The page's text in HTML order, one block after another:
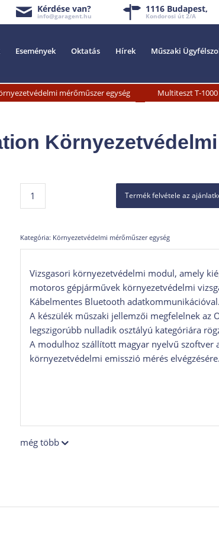
Kérdése van?
info@garagent.hu
1116 Budapest,
Kondorosi út 2/A
Események Oktatás Hírek Műszaki
mérőműszer egység Multiteszt T-
Termék felvétele az
Kategória: Környezetvédelmi mérőműszer egység
Vizsgasori környezetvédelmi modul, amely
motoros gépjárművek környezetvédelmi
Kábelmentes Bluetooth adatkommunikációval.
A készülék műszaki jellemzői megfelelnek az
legszigorúbb nulladik osztályú kategóriára
A modulhoz szállított magyar nyelvű szoftver
környezetvédelmi emisszió mérés elvégzésére.
még több